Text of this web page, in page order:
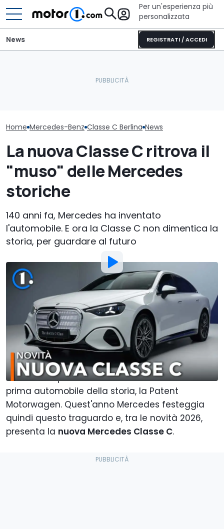
Per un'esperienza più
personalizzata
REGISTRATI / ACCEDI
News
Home Mercedes-Benz Classe C Berlina News
La nuova Classe C ritrova il
"muso" delle Mercedes
storiche
140 anni fa, Mercedes ha inventato
l'automobile. E ora la Classe C non dimentica la
storia, per guardare al futuro
Foto di:Motor1 Italy
Di:Giuliano Daniele
20 Apralle13:00
Aggiungi Motor1.com alle
fonti preferite su Google
Sono passati 140 anni dal 1886, quando Karl Benz
costruisce quella che viene considerata la
prima automobile della storia, la Patent
Motorwagen. Quest'anno Mercedes festeggia
quindi questo traguardo e, tra le novità 2026,
presenta la nuova Mercedes Classe C.